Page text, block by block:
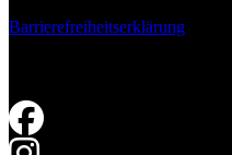
Barrierefreiheitserklärung